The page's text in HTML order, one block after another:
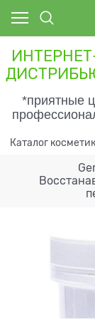
*приятные
Каталог